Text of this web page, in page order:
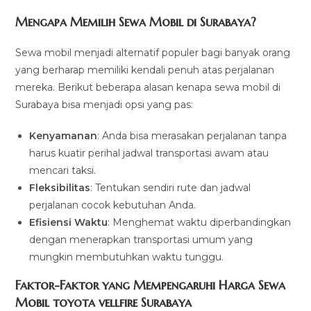
Mengapa Memilih Sewa Mobil di Surabaya?
Sewa mobil menjadi alternatif populer bagi banyak orang
yang berharap memiliki kendali penuh atas perjalanan
mereka. Berikut beberapa alasan kenapa sewa mobil di
Surabaya bisa menjadi opsi yang pas:
Kenyamanan: Anda bisa merasakan perjalanan tanpa
harus kuatir perihal jadwal transportasi awam atau
mencari taksi.
Fleksibilitas: Tentukan sendiri rute dan jadwal
perjalanan cocok kebutuhan Anda.
Efisiensi Waktu: Menghemat waktu diperbandingkan
dengan menerapkan transportasi umum yang
mungkin membutuhkan waktu tunggu.
Faktor-Faktor yang Mempengaruhi Harga Sewa
Mobil toyota vellfire Surabaya